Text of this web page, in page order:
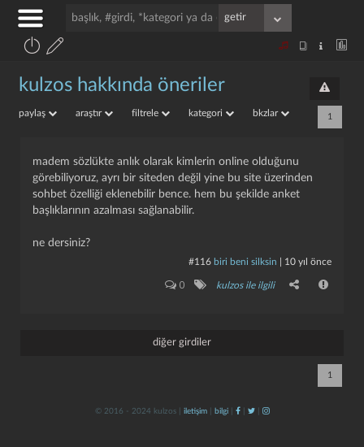
kulzos hakkında öneriler
paylaş araştır filtrele kategori bkzlar 1
madem sözlükte anlık olarak kimlerin online olduğunu
görebiliyoruz, ayrı bir siteden değil yine bu site üzerinden
sohbet özelliği eklenebilir bence. hem bu şekilde anket
başlıklarının azalması sağlanabilir.
ne dersiniz?
#116 biri beni silksin 10 yıl önce
0 kulzos ile ilgili
diğer girdiler
1
© 2016 - 2024 kulzos | iletişim| bilgi| | |